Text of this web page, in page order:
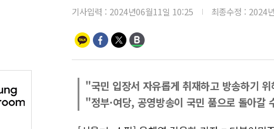
기사입력 : 2024년06월11일 10:25 최종수정 : 2024
"국민 입장서 자유롭게 취재하고 방송하기
"정부·여당, 공영방송이 국민 품으로 돌아갈